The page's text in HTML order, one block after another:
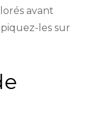
avant
les sur